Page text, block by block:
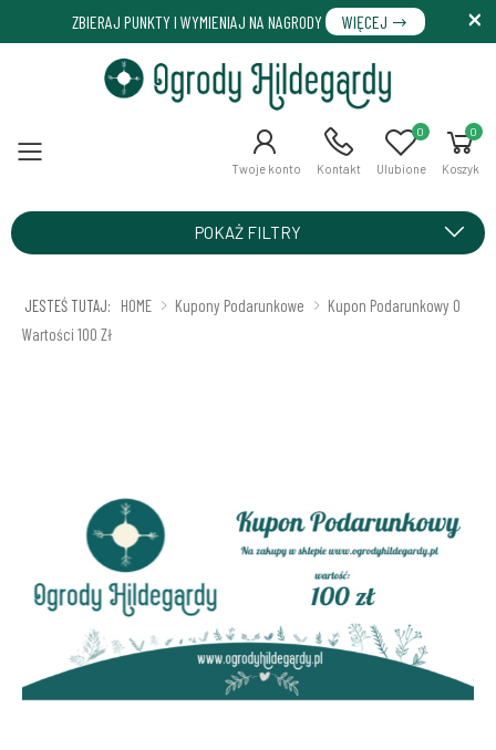
ZBIERAJ PUNKTY I WYMIENIAJ NA NAGRODY WIĘCEJ
Menu Twoje konto Kontakt Ulubione
0 0
Koszyk
POKAŻ FILTRY
JESTEŚ TUTAJ: HOME Kupony Podarunkowe
Kupon Podarunkowy O
Wartości 100 Zł